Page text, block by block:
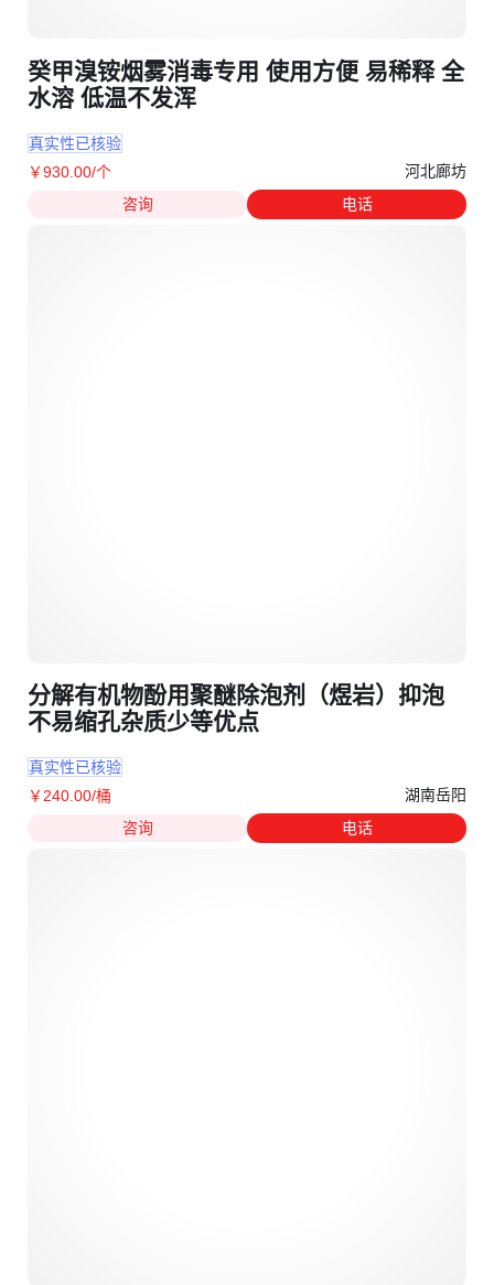
癸甲溴铵烟雾消毒专用 使用方便 易稀释 全
水溶 低温不发浑
真实性已核验
￥930 .00/个
河北廊坊
咨询
电话
分解有机物酚用聚醚除泡剂（煜岩）抑泡
不易缩孔杂质少等优点
真实性已核验
￥ 240 .00/桶
湖南岳阳
咨询
电话